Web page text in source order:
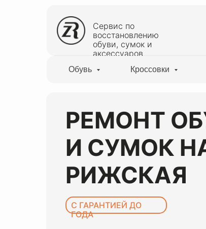
Сервис по
восстановлению
обуви, сумок и
аксессуаров
Обувь Кроссовки
РЕМОНТ
И СУМОК
РИЖСКАЯ
С ГАРАНТИЕЙ ДО
ГОДА